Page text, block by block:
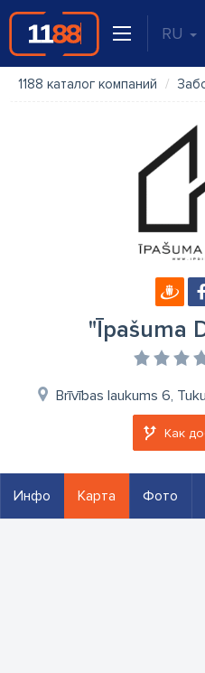
RU
1188 каталог компаний
"Īpašuma
Brīvības laukums 6,
Как
Инфо Карта Фото